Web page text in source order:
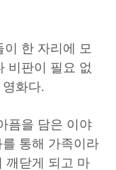
이 한 자리에 모
비판이 필요 없
화다.
픔을 담은 이야
통해 가족이라
깨닫게 되고 마